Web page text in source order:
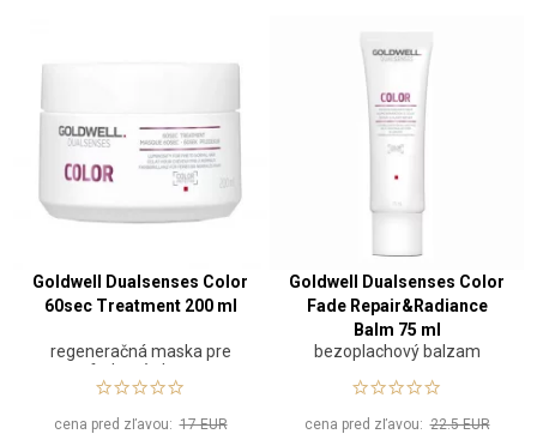
Goldwell Dualsenses Color
60sec Treatment 200 ml
regeneračná maska pre
farbené vlasy
cena pred zľavou:17 EUR
Goldwell Dualsenses Color
Fade Repair&Radiance
Balm 75 ml
bezoplachový balzam
cena pred zľavou:22.5 EUR